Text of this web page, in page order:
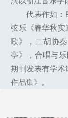
代表作如：
弦乐《春华秋实
歌》，二胡协
亭》，合唱与
期刊发表有学术
作品集》。